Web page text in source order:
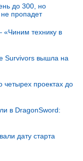
до 300, но
пропадет
технику в
Survivors вышла на
четырех проектах до
в DragonSword:
дату старта